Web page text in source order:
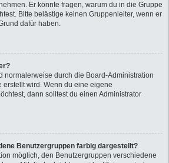
Er könnte fragen, warum du in die Gruppe
Bitte belästige keinen Gruppenleiter, wenn er
dafür haben.
normalerweise durch die Board-Administration
erstellt wird. Wenn du eine eigene
dann solltest du einen Administrator
Benutzergruppen farbig dargestellt?
möglich, den Benutzergruppen verschiedene